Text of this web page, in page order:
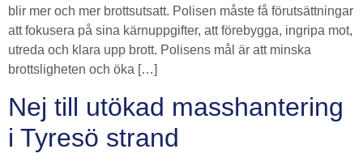
blir mer och mer brottsutsatt. Polisen måste få förutsättningar
att fokusera på sina kärnuppgifter, att förebygga, ingripa mot,
utreda och klara upp brott. Polisens mål är att minska
brottsligheten och öka […]
Nej till utökad masshantering
i Tyresö strand